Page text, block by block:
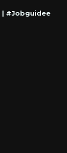
| #Jobguidee